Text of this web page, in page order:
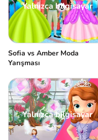
Yalnızca bilgisayar
Sofia vs Amber Moda
Yarışması
Yalnızca bilgisayar